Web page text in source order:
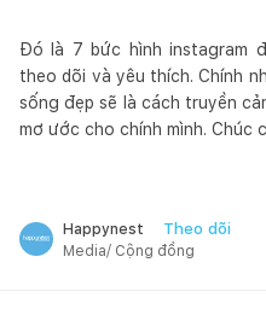
Đó là 7 bức hình instagram
theo dõi và yêu thích. Chính
sống đẹp sẽ là cách truyền
mơ ước cho chính mình. Chúc
Happynest Theo dõi
Media/ Cộng đồng